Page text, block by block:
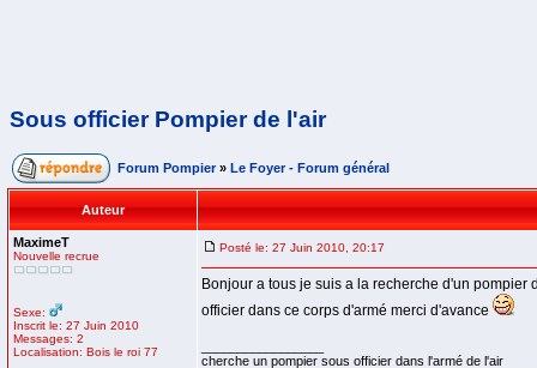
Sous officier Pompier de l'air
Forum Pompier » Le Foyer - Forum général
Auteur
MaximeT
Nouvelle recrue
Sexe:
Inscrit le: 27 Juin 2010
Messages: 2
Localisation: Bois le roi 77
Posté le: 27 Juin 2010, 20:17
Bonjour a tous je suis a la recherche d'un
officier dans ce corps d'armé merci d'avance
cherche un pompier sous officier dans l'armé de l'air